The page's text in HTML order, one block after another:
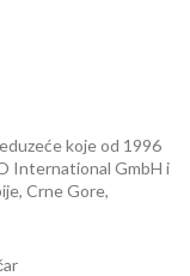
koje od 1996
International GmbH i
Crne Gore,